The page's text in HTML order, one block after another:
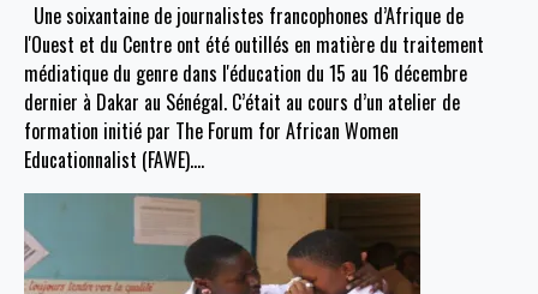
Une soixantaine de journalistes francophones d’Afrique de
l'Ouest et du Centre ont été outillés en matière du traitement
médiatique du genre dans l'éducation du 15 au 16 décembre
dernier à Dakar au Sénégal. C’était au cours d’un atelier de
formation initié par The Forum for African Women
Educationnalist (FAWE).…